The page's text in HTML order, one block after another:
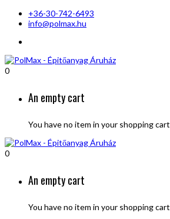
+36-30-742-6493
info@polmax.hu
0
An empty cart
You have no item in your shopping cart
0
An empty cart
You have no item in your shopping cart